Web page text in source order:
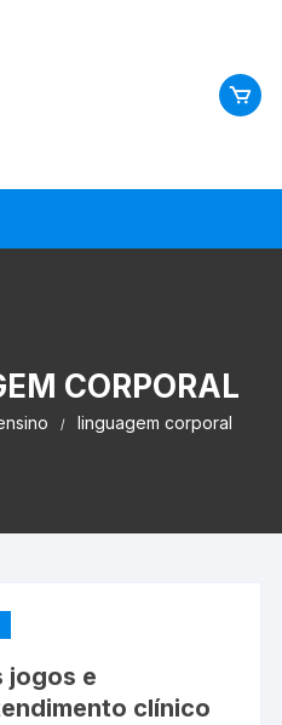
CORPORAL
linguagem corporal
jogos e
clínico